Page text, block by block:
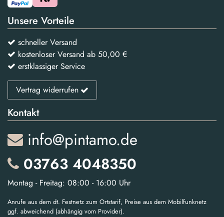
Unsere Vorteile
schneller Versand
kostenloser Versand ab 50,00 €
erstklassiger Service
Vertrag widerrufen
Kontakt
info@pintamo.de
03763 4048350
Montag - Freitag: 08:00 - 16:00 Uhr
Anrufe aus dem dt. Festnetz zum Ortstarif, Preise aus dem Mobilfunknetz
ggf. abweichend (abhängig vom Provider).